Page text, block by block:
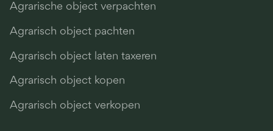
Agrarische object verpachten
Agrarisch object pachten
Agrarisch object laten taxeren
Agrarisch object kopen
Agrarisch object verkopen